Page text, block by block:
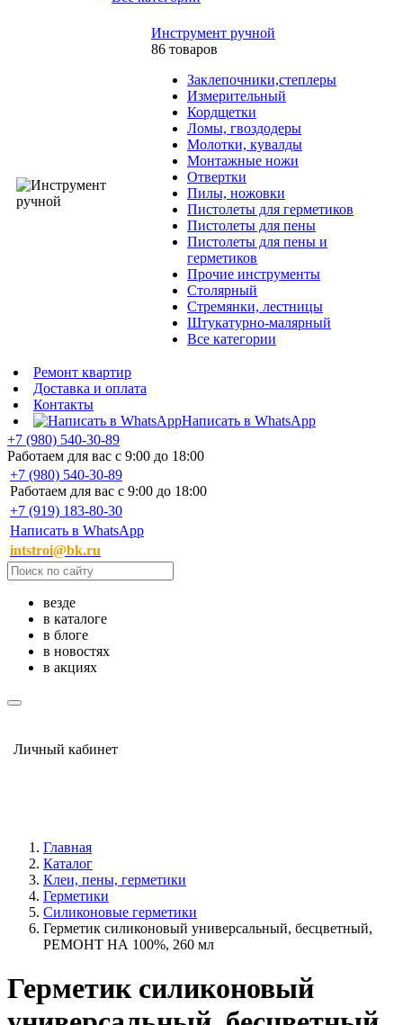
Инструмент ручной
86 товаров
Заклепочники,степлеры
Измерительный
Кордщетки
Ломы, гвоздодеры
Молотки, кувалды
Монтажные ножи
Отвертки
Пилы, ножовки
Пистолеты для герметиков
Пистолеты для пены
Пистолеты для пены и
герметиков
Прочие инструменты
Столярный
Стремянки, лестницы
Штукатурно-малярный
Все категории
Ремонт квартир
Доставка и оплата
Контакты
Написать в WhatsApp
+7 (980) 540-30-89
Работаем для вас с 9:00 до 18:00
+7 (980) 540-30-89
Работаем для вас с 9:00 до 18:00
+7 (919) 183-80-30
Написать в WhatsApp
intstroi@bk.ru
везде
в каталоге
в блоге
в новостях
в акциях
Личный кабинет
Главная
Каталог
Клеи, пены, герметики
Герметики
Силиконовые герметики
Герметик силиконовый универсальный, бесцветный,
РЕМОНТ НА 100%, 260 мл
Герметик силиконовый